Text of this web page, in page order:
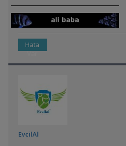
Hata
Var
EvcilAl